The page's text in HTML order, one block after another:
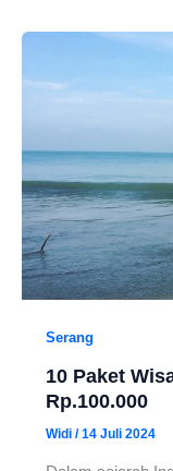
Serang
10 Paket
Rp.100.000
Widi /14 Juli 2024